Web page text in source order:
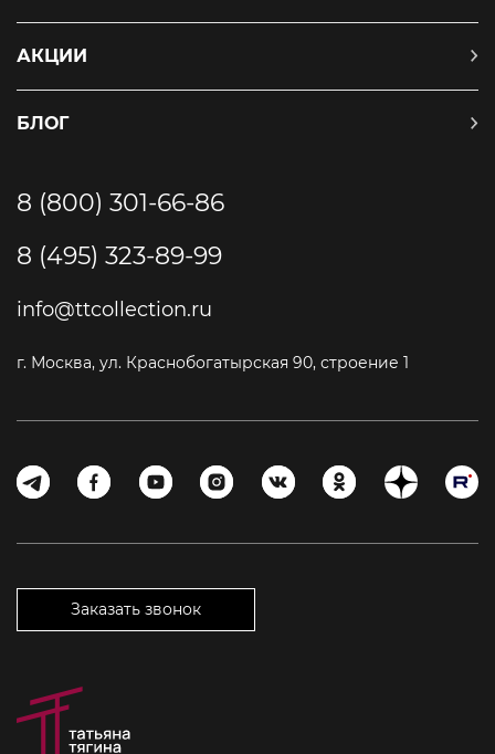
АКЦИИ
БЛОГ
8 (800) 301-66-86
8 (495) 323-89-99
info@ttcollection.ru
г. Москва, ул. Краснобогатырская 90, строение 1
Заказать звонок